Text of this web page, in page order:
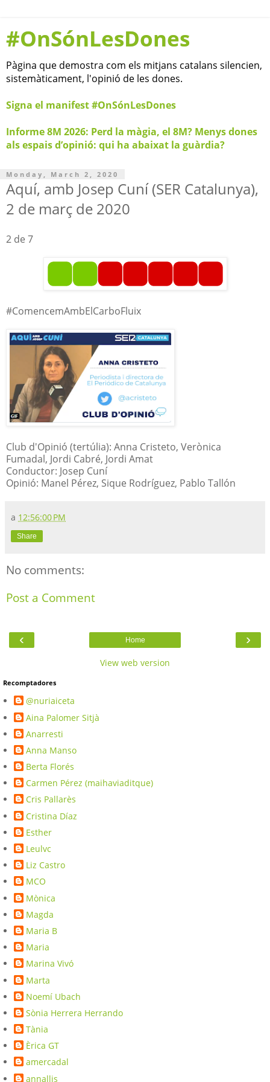
#OnSónLesDones
Pàgina que demostra com els mitjans catalans silencien,
sistemàticament, l'opinió de les dones.
Signa el manifest #OnSónLesDones
Informe 8M 2026: Perd la màgia, el 8M? Menys dones
als espais d’opinió: qui ha abaixat la guàrdia?
Monday, March 2, 2020
Aquí, amb Josep Cuní (SER Catalunya),
2 de març de 2020
2 de 7
#ComencemAmbElCarboFluix
Club d'Opinió (tertúlia): Anna Cristeto, Verònica
Fumadal, Jordi Cabré, Jordi Amat
Conductor: Josep Cuní
Opinió: Manel Pérez, Sique Rodríguez, Pablo Tallón
a 12:56:00 PM
Share
No comments:
Post a Comment
‹ ›
Home
View web version
Recomptadores
@nuriaiceta
Aina Palomer Sitjà
Anarresti
Anna Manso
Berta Florés
Carmen Pérez (maihaviaditque)
Cris Pallarès
Cristina Díaz
Esther
Leulvc
Liz Castro
MCO
Mònica
Magda
Maria B
Maria
Marina Vivó
Marta
Noemí Ubach
Sònia Herrera Herrando
Tània
Èrica GT
amercadal
annallis